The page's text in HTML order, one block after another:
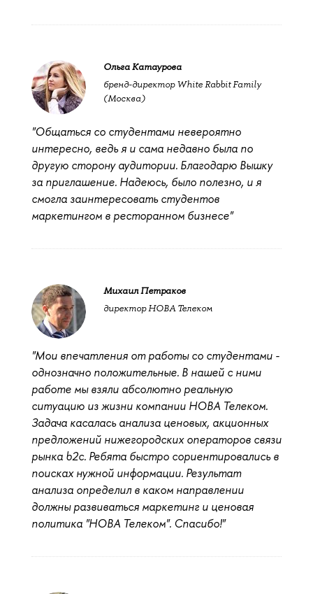
Ольга Катаурова
бренд-директор White Rabbit Family
(Москва)
"Общаться со студентами невероятно
интересно, ведь я и сама недавно была по
другую сторону аудитории. Благодарю Вышку
за приглашение. Надеюсь, было полезно, и я
смогла заинтересовать студентов
маркетингом в ресторанном бизнесе"
Михаил Петраков
директор НОВА Телеком
"Мои впечатления от работы со студентами -
однозначно положительные. В нашей с ними
работе мы взяли абсолютно реальную
ситуацию из жизни компании НОВА Телеком.
Задача касалась анализа ценовых, акционных
предложений нижегородских операторов связи
рынка b2c. Ребята быстро сориентировались в
поисках нужной информации. Результат
анализа определил в каком направлении
должны развиваться маркетинг и ценовая
политика "НОВА Телеком". Спасибо!"